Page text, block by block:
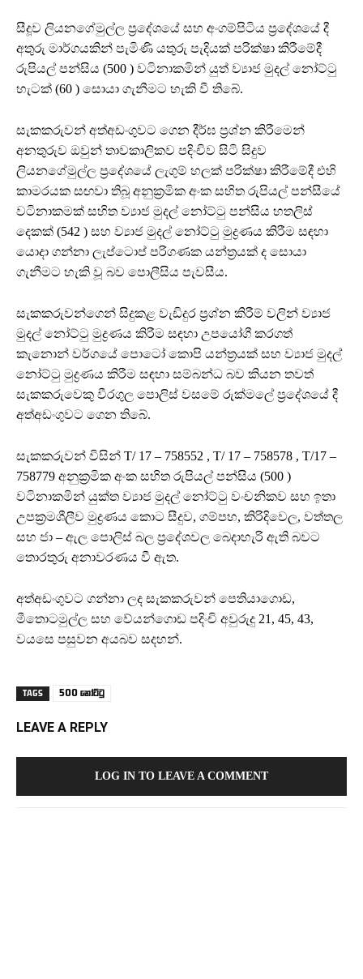
සීදූව ලියනගේමුල්ල ප්‍රදේශයේ සහ අංගම්පිටිය ප්‍රදේශයේ දී
අතුරු මාර්ගයකින් පැමිණි යතුරු පැදියක් පරික්ෂා කිරීමේදී
රුපියල් පන්සිය (500 ) වටිනාකමින් යුත් ව්‍යාජ මුදල් නෝට්ටු
හැටක් (60 ) සොයා ගැනීමට හැකි වී තිබේ.
සැකකරුවන් අත්අඩංගුවට ගෙන දීර්ඝ ප්‍රශ්න කිරීමෙන්
අනතුරුව ඔවුන් තාවකාලිකව පදිංචිව සිටි සිදුව
ලියනගේමුල්ල ප්‍රදේශයේ ලැගුම් හලක් පරික්ෂා කිරීමේදී එහි
කාමරයක සඟවා තිබූ අනුක්‍රමික අංක සහිත රුපියල් පන්සීයේ
වටිනාකමක් සහිත ව්‍යාජ මුදල් නෝට්ටු පන්සිය හතලිස්
දෙකක් (542 ) සහ ව්‍යාජ මුදල් නෝට්ටු මුද්‍රණය කිරීම සඳහා
යොදා ගන්නා ලැප්ටොප් පරිගණක යන්ත්‍රයක් ද සොයා
ගැනීමට හැකි වූ බව පොලීසිය පැවසීය.
සැකකරුවන්ගෙන් සිදුකළ වැඩිදුර ප්‍රශ්න කිරීම් වලින් ව්‍යාජ
මුදල් නෝට්ටු මුද්‍රණය කිරීම සඳහා උපයෝගී කරගත්
කැනොන් වර්ගයේ පොටෝ කොපි යන්ත්‍රයක් සහ ව්‍යාජ මුදල්
නෝට්ටු මුද්‍රණය කිරීම සඳහා සම්බන්ධ බව කියන තවත්
සැකකරුවෙකු වීරගුල පොලිස් වසමේ රුක්මලේ ප්‍රදේශයේ දී
අත්අඩංගුවට ගෙන තිබේ.
සැකකරුවන් විසින් T/ 17 – 758552 , T/ 17 – 758578 , T/17 –
758779 අනුක්‍රමික අංක සහිත රුපියල් පන්සිය (500 )
වටිනාකමින් යුක්ත ව්‍යාජ මුදල් නෝට්ටු වංචනිකව සහ ඉතා
උපක්‍රමශීලීව මුද්‍රණය කොට සීදුව, ගම්පහ, කිරිදිවෙල, වත්තල
සහ ජා – ඇල පොලිස් බල ප්‍රදේශවල බෙදාහැරි ඇති බවට
තොරතුරු අනාවරණය වී ඇත.
අත්අඩංගුවට ගන්නා ලද සැකකරුවන් පෙතියාගොඩ,
මීතොටමුල්ල සහ වේයන්ගොඩ පදිංචි අවුරුදු 21, 45, 43,
වයසෙ පසුවන අයබව සදහන්.
TAGS 500 නෝට්ටු
LEAVE A REPLY
LOG IN TO LEAVE A COMMENT